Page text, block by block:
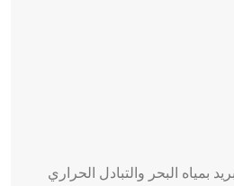
بمياه البحر والتبادل الحراري